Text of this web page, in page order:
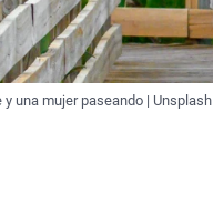
y una mujer paseando | Unsplash